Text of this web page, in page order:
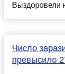
Выздоровели
Число
превысило